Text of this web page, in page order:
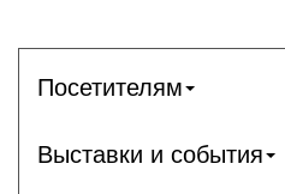
Посетителям
Выставки и события